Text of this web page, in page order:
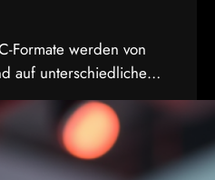
Formate werden von
auf unterschiedliche
Qualität, Dateigröße und
sind die Details zu den
• Dies ist eine
S, die in DCI 4K-